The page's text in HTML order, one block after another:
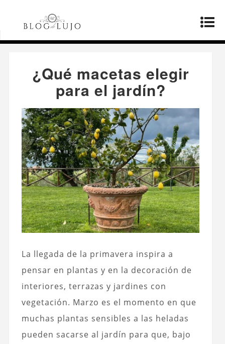
Página principal
¿Qué macetas
elegir para el jardín?
¿Qué macetas elegir
para el jardín?
La llegada de la primavera inspira a
pensar en plantas y en la decoración de
interiores, terrazas y jardines con
vegetación. Marzo es el momento en que
muchas plantas sensibles a las heladas
pueden sacarse al jardín para que, bajo